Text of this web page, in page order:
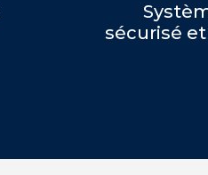
sécurisé